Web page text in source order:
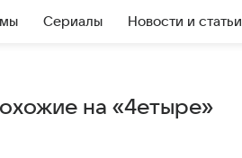
Сериалы Новости и статьи
на «4етыре»